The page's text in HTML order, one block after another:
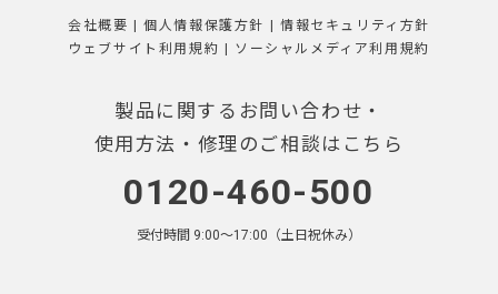
会社概要 |個人情報保護方針 | 情報セキュリティ方針
ウェブサイト利用規約 | ソーシャルメディア利用規約
製品に関するお問い合わせ・
使用方法・修理のご相談はこちら
0120-460-500
受付時間 9:00〜17:00（土日祝休み）